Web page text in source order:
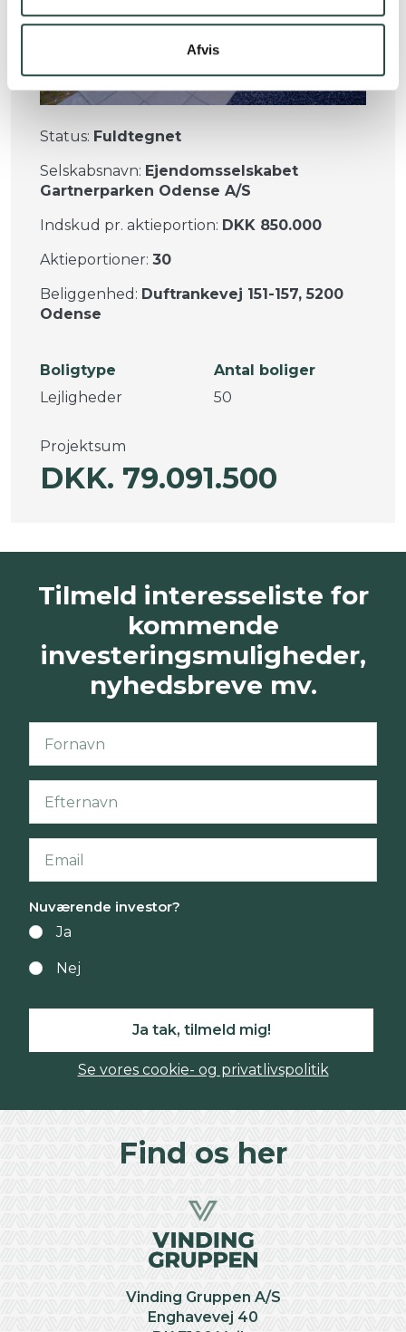
Afvis
Status: Fuldtegnet
Selskabsnavn: Ejendomsselskabet
Gartnerparken Odense A/S
Indskud pr. aktieportion: DKK 850.000
Aktieportioner: 30
Beliggenhed: Duftrankevej 151-157, 5200
Odense
Boligtype
Lejligheder
Antal boliger
50
Projektsum
DKK. 79.091.500
Tilmeld interesseliste for
kommende
investeringsmuligheder,
nyhedsbreve mv.
Nuværende investor?
Ja
Nej
Ja tak, tilmeld mig!
Se vores cookie- og privatlivspolitik
Find os her
Vinding Gruppen A/S
Enghavevej 40